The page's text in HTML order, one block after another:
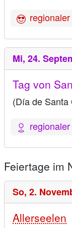
Mi, 24.
Tag von
(Día de Santa
Feiertage im
So, 2.
Allerseelen